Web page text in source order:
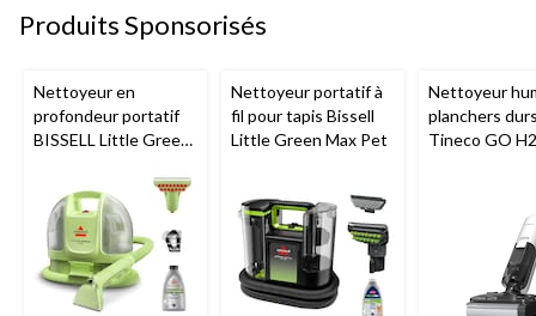
Produits Sponsorisés
Nettoyeur en
profondeur portatif
BISSELL Little Green
tapis et tissus
d'ameublement
Nettoyeur portatif à
fil pour tapis Bissell
Little Green Max Pet
Nettoyeur
planchers
Tineco GO